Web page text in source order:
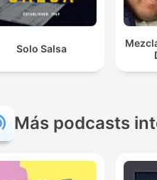
Solo Salsa
Más podcasts